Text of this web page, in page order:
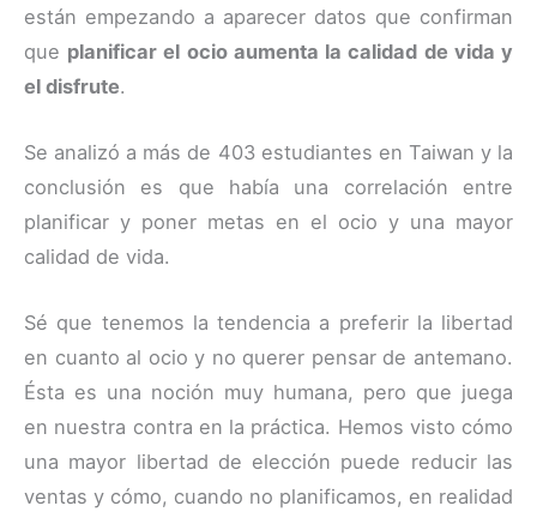
están empezando a aparecer datos que confirman
que planificar el ocio aumenta la calidad de vida y
el disfrute.
Se analizó a más de 403 estudiantes en Taiwan y la
conclusión es que había una correlación entre
planificar y poner metas en el ocio y una mayor
calidad de vida.
Sé que tenemos la tendencia a preferir la libertad
en cuanto al ocio y no querer pensar de antemano.
Ésta es una noción muy humana, pero que juega
en nuestra contra en la práctica. Hemos visto cómo
una mayor libertad de elección puede reducir las
ventas y cómo, cuando no planificamos, en realidad